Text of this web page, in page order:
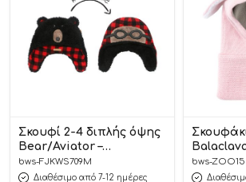
Σκουφί 2-4 διπλής όψης
Bear/Aviator –
FlapJackKids
bws-FJKWS709M
Διαθέσιμο από 7-12 ημέρες
Bunny
bws-